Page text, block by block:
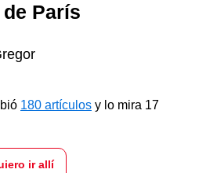
París
180 artículos y lo mira 17
ir allí